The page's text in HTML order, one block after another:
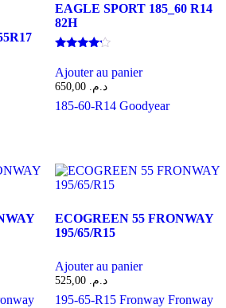
EAGLE SPORT 185_60 R14
82H
4.00
sur 5
Ajouter au panier
د.م. 650,00
185-60-R14 Goodyear
ECOGREEN 55 FRONWAY
195/65/R15
Ajouter au panier
د.م. 525,00
195-65-R15 Fronway Fronway